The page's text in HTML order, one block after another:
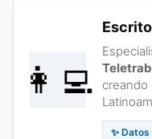
👩‍💻
creando
✨